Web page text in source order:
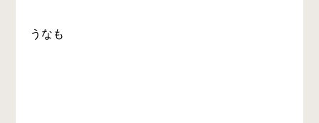
うなも